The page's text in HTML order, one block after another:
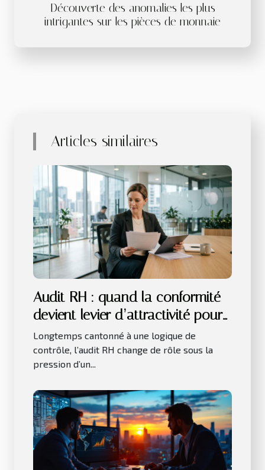
Découverte des anomalies les plus
intrigantes sur les pièces de monnaie
Articles similaires
Audit RH : quand la conformité
devient levier d’attractivité pour
les talents
Longtemps cantonné à une logique de
contrôle, l’audit RH change de rôle sous la
pression d’un...